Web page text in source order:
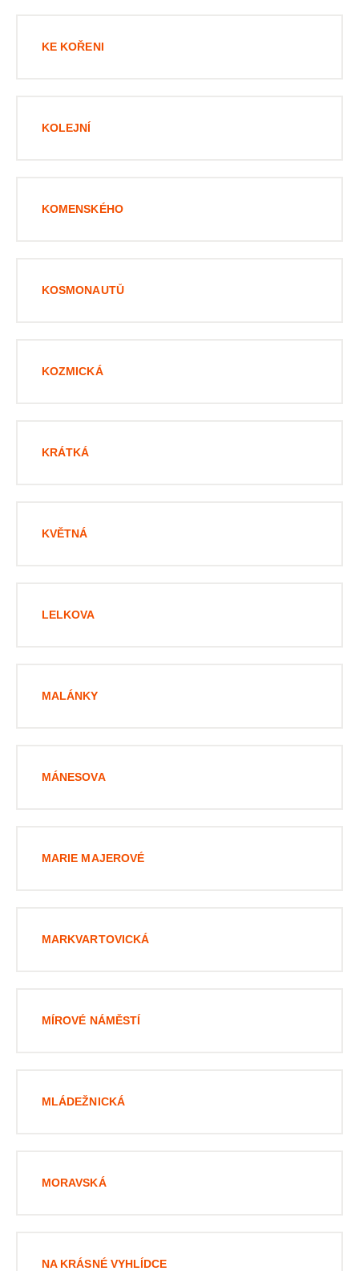
KE KOŘENI
KOLEJNÍ
KOMENSKÉHO
KOSMONAUTŮ
KOZMICKÁ
KRÁTKÁ
KVĚTNÁ
LELKOVA
MALÁNKY
MÁNESOVA
MARIE MAJEROVÉ
MARKVARTOVICKÁ
MÍROVÉ NÁMĚSTÍ
MLÁDEŽNICKÁ
MORAVSKÁ
NA KRÁSNÉ VYHLÍDCE